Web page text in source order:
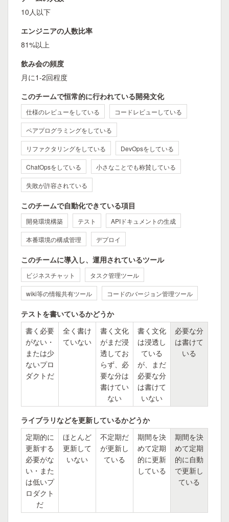
10人以下
エンジニアの人数比率
81%以上
飲み会の頻度
月に1-2回程度
このチームで恒常的に行われている開発文化
仕様のレビューをしている コードレビューしている
ペアプログラミングをしている
リファクタリングをしている DevOpsをしている
ChatOpsをしている 小さなことでも称賛している
失敗が許容されている
このチームで自動化できている項目
開発環境構築 テスト APIドキュメントの生成
本番環境の構成管理 デプロイ
このチームに導入し、運用されているツール
ビジネスチャット タスク管理ツール
wiki等の情報共有ツール コードのバージョン管理ツール
テストを書いているかどうか
書く必要
がない・
または少
ないプロ
ダクトだ
全く書け
ていない
書く文化
がまだ浸
透してお
らず、必
要な分は
書けてい
ない
書く文化
は浸透し
ている
が、まだ
必要な分
は書けて
いない
必要な分
は書けて
いる
ライブラリなどを更新しているかどうか
定期的に
更新する
必要がな
い・また
は低いプ
ロダクト
だ
ほとんど
更新して
いない
不定期だ
が更新し
ている
期間を決
めて定期
的に更新
している
期間を決
めて定期
的に自動
で更新し
ている